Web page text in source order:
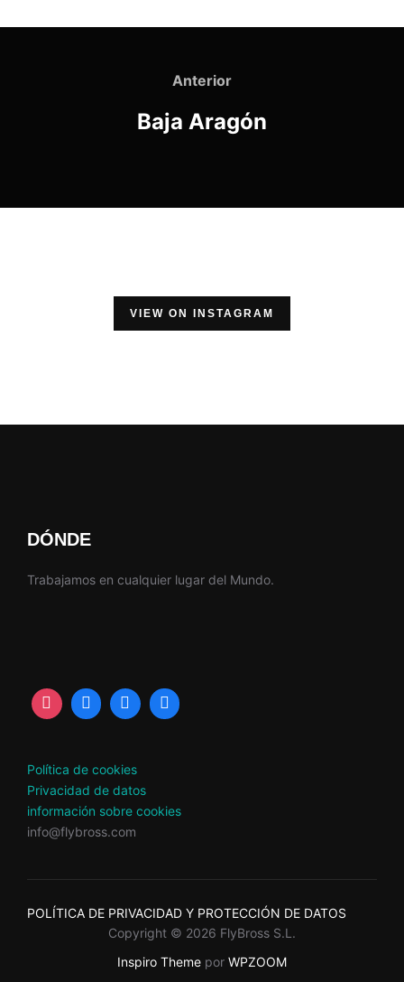
Anterior
Anterior
Baja Aragón
VIEW ON INSTAGRAM
DÓNDE
Trabajamos en cualquier lugar del Mundo.
Política de cookies
Privacidad de datos
información sobre cookies
info@flybross.com
POLÍTICA DE PRIVACIDAD Y PROTECCIÓN DE DATOS
Copyright © 2026 FlyBross S.L.
Inspiro Theme por WPZOOM